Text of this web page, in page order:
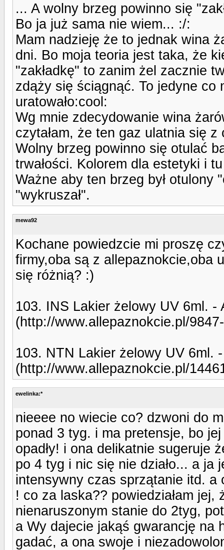
... A wolny brzeg powinno się
Bo ja już sama nie wiem... :/:
Mam nadzieję że to jednak wina
dni. Bo moja teoria jest taka, że
"zakładkę" to zanim żel zacznie
zdąży się ściągnąć. To jedyne
uratowało:cool:
Wg mnie zdecydowanie wina
czytałam, że ten gaz ulatnia się
Wolny brzeg powinno się otulać
trwałości. Kolorem dla estetyki i
Ważne aby ten brzeg był otulony
"wykruszał".
mewa92
Kochane powiedzcie mi proszę
firmy,oba są z allepaznokcie,oba
się różnią? :)
103. INS Lakier żelowy UV 6ml.
(http://www.allepaznokcie.pl/
103. NTN Lakier żelowy UV 6ml.
(http://www.allepaznokcie.pl/
ewelinka:*
nieeee no wiecie co? dzwoni do
ponad 3 tyg. i ma pretensje, bo
opadły! i ona delikatnie sugeruje
po 4 tyg i nic się nie działo... a ja
intensywny czas sprzątanie itd. a
! co za laska?? powiedziałam
nienaruszonym stanie do 2tyg,
a Wy dajecie jakąś gwarancję na
gadać, a ona swoje i